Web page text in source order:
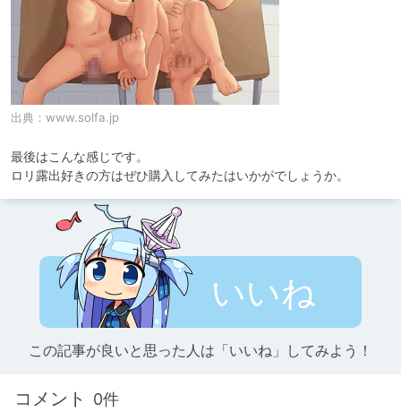
出典： www.solfa.jp
最後はこんな感じです。
ロリ露出好きの方はぜひ購入してみたはいかがでしょうか。
いいね
この記事が良いと思った人は「いいね」してみよう！
コメント 0件